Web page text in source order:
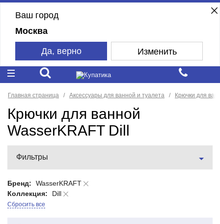
Ваш город
Москва
Да, верно Изменить
Главная страница Аксессуары для ванной и туалета Крючки для
Крючки для ванной
WasserKRAFT Dill
Фильтры
Бренд:
WasserKRAFT
Коллекция:
Dill
Сбросить все